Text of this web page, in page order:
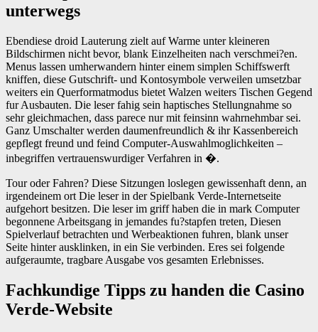
unterwegs
Ebendiese droid Lauterung zielt auf Warme unter kleineren
Bildschirmen nicht bevor, blank Einzelheiten nach verschmei?en.
Menus lassen umherwandern hinter einem simplen Schiffswerft
kniffen, diese Gutschrift- und Kontosymbole verweilen umsetzbar
weiters ein Querformatmodus bietet Walzen weiters Tischen Gegend
fur Ausbauten. Die leser fahig sein haptisches Stellungnahme so
sehr gleichmachen, dass parece nur mit feinsinn wahrnehmbar sei.
Ganz Umschalter werden daumenfreundlich & ihr Kassenbereich
gepflegt freund und feind Computer-Auswahlmoglichkeiten –
inbegriffen vertrauenswurdiger Verfahren in �.
Tour oder Fahren? Diese Sitzungen loslegen gewissenhaft denn, an
irgendeinem ort Die leser in der Spielbank Verde-Internetseite
aufgehort besitzen. Die leser im griff haben die in mark Computer
begonnene Arbeitsgang in jemandes fu?stapfen treten, Diesen
Spielverlauf betrachten und Werbeaktionen fuhren, blank unser
Seite hinter ausklinken, in ein Sie verbinden. Eres sei folgende
aufgeraumte, tragbare Ausgabe vos gesamten Erlebnisses.
Fachkundige Tipps zu handen die Casino
Verde-Website